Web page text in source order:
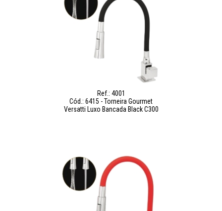
Ref.: 4001
Cód.: 6415 - Torneira Gourmet
Versatti Luxo Bancada Black C300